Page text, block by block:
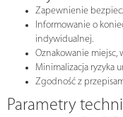
Zapewnienie
Informowanie o
indywidualnej.
Oznakowanie miejsc,
Minimalizacja ryzyka
Zgodność z
Parametry